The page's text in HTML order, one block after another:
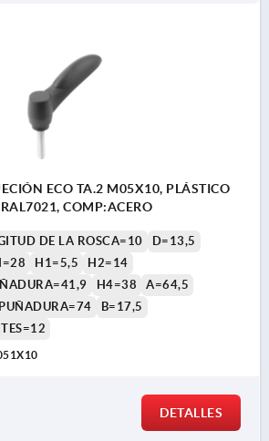
ECO TA.2 M05X10, PLÁSTICO
COMP:ACERO
DE LA ROSCA=10
D=13,5
H1=5,5
H2=14
H4=38
A=64,5
B=17,5
DETALLES